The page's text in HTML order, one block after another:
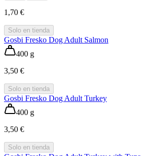
1,70 €
Solo en tienda
Gosbi Fresko Dog Adult Salmon
400 g
3,50 €
Solo en tienda
Gosbi Fresko Dog Adult Turkey
400 g
3,50 €
Solo en tienda